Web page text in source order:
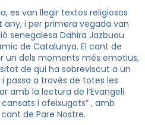
es van llegir textos religiosos
i per primera vegada van
senegalesa Dahira Jazbuou
de Catalunya. El cant de
un dels moments més emotius,
de qui ha sobreviscut a un
passa a través de totes les
amb la lectura de l’Evangeli
i afeixugats” , amb
de Pare Nostre.